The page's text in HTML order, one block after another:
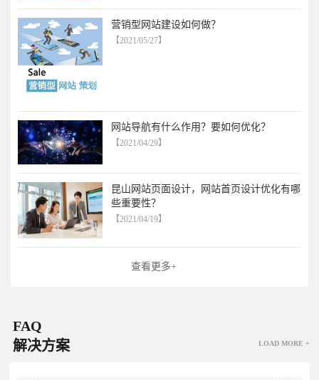
营销型网站建设如何做？
【2021/05/27】
网站导航有什么作用？要如何优化？
【2021/04/29】
昆山网站页面设计，网站首页设计优化有哪
些重要性？
【2021/04/19】
查看更多+
FAQ
解决方案
LOAD MORE +